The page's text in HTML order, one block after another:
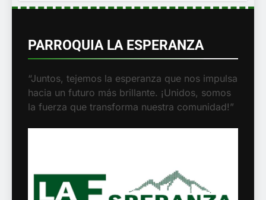
PARROQUIA LA ESPERANZA
“Juntos, tejemos la esperanza que nos impulsa
hacia un futuro más brillante. ¡Unidos, somos
la fuerza que transforma nuestra comunidad!”